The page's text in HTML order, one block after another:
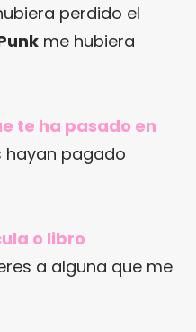
perdido el
me hubiera
te ha pasado en
hayan pagado
o libro
a alguna que me